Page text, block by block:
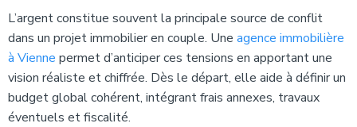
L’argent constitue souvent la principale source de conflit
dans un projet immobilier en couple. Une agence immobilière
à Vienne permet d’anticiper ces tensions en apportant une
vision réaliste et chiffrée. Dès le départ, elle aide à définir un
budget global cohérent, intégrant frais annexes, travaux
éventuels et fiscalité.